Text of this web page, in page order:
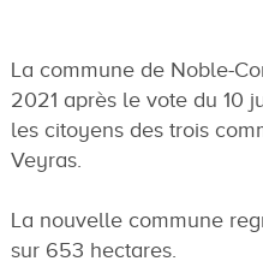
La commune de Noble-
2021 après le vote du 10
les citoyens des trois
Veyras.
La nouvelle commune
sur 653 hectares.